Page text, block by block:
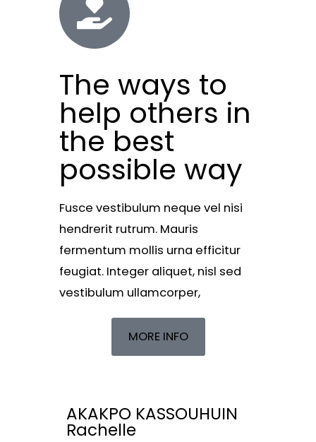
The ways to
help others in
the best
possible way
Fusce vestibulum neque vel nisi
hendrerit rutrum. Mauris
fermentum mollis urna efficitur
feugiat. Integer aliquet, nisl sed
vestibulum ullamcorper,
MORE INFO
AKAKPO KASSOUHUIN
Rachelle